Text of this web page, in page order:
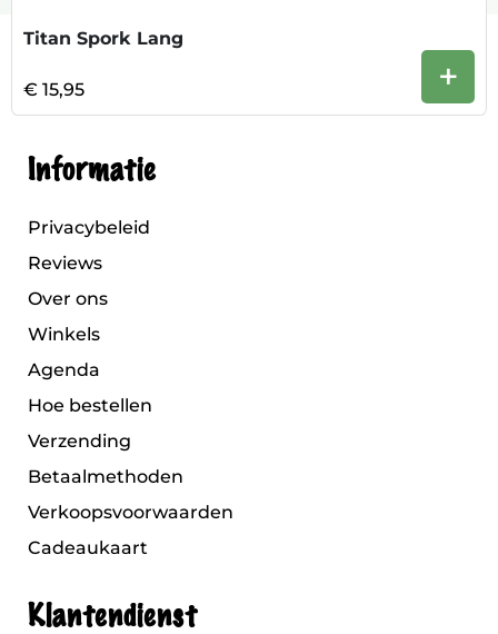
Titan Spork Lang
€ 15,95 +
Informatie
Privacybeleid
Reviews
Over ons
Winkels
Agenda
Hoe bestellen
Verzending
Betaalmethoden
Verkoopsvoorwaarden
Cadeaukaart
Klantendienst